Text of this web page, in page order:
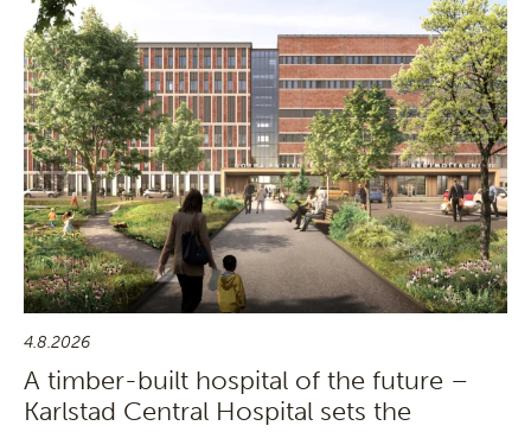
4.8.2026
A timber-built hospital of the future –
Karlstad Central Hospital sets the